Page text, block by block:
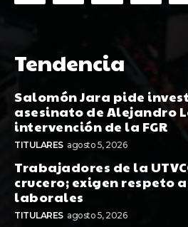
Tendencia
Salomón Jara pide
asesinato de Alejandro
intervención de la FGR
TITULARES agosto 5, 2026
Trabajadores de la
crucero; exigen respeto
laborales
TITULARES agosto 5, 2026